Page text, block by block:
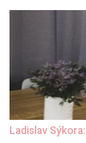
Ladislav